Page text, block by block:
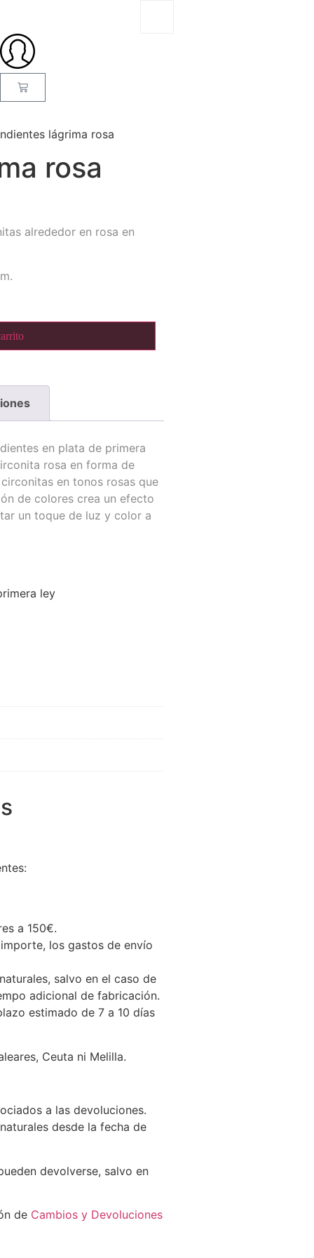
lágrima rosa
rosa
alrededor en rosa en
en plata de primera
rosa en forma de
en tonos rosas que
de colores crea un efecto
un toque de luz y color a
ley
a 150€.
los gastos de envío
salvo en el caso de
adicional de fabricación.
estimado de 7 a 10 días
Ceuta ni Melilla.
a las devoluciones.
desde la fecha de
devolverse, salvo en
de Cambios y Devoluciones